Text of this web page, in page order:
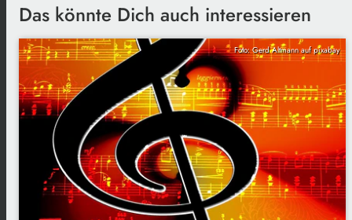
Das könnte Dich auch interessieren
Foto: Gerd Altmann auf pixabay